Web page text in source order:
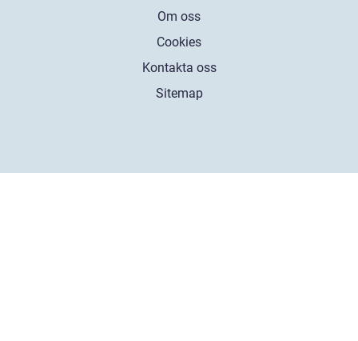
Om oss
Cookies
Kontakta oss
Sitemap